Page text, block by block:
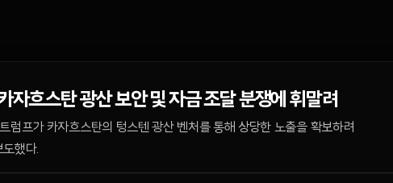
자흐스탄 광산 보안 및 자금 조달 분쟁에 휘말려
프가 카자흐스탄의 텅스텐 광산 벤처를 통해 상당한 노출을 확보하려
했다.